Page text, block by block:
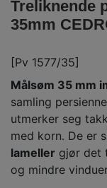
Treliknende
35mm
[Pv 1577/35]
Målsøm 35 mm
samling
utmerker seg
med korn. De er
lameller gjør det
og mindre